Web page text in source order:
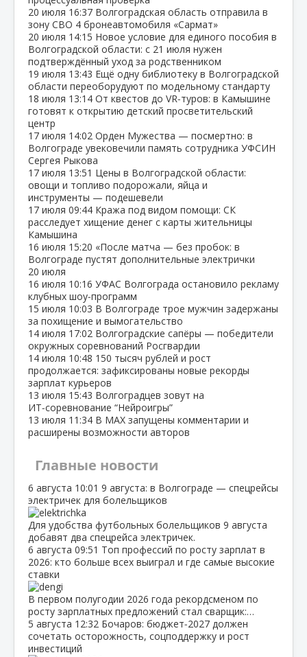
20 июля 16:37 Волгоградская область отправила в
зону СВО 4 бронеавтомобиля «Сармат»
20 июля 14:15 Новое условие для единого пособия в
Волгоградской области: с 21 июля нужен
подтверждённый уход за родственником
19 июля 13:43 Ещё одну библиотеку в Волгоградской
области переоборудуют по модельному стандарту
18 июля 13:14 От квестов до VR‑туров: в Камышине
готовят к открытию детский просветительский
центр
17 июля 14:02 Орден Мужества — посмертно: в
Волгограде увековечили память сотрудника УФСИН
Сергея Рыкова
17 июля 13:51 Цены в Волгоградской области:
овощи и топливо подорожали, яйца и
инструменты — подешевели
17 июля 09:44 Кража под видом помощи: СК
расследует хищение денег с карты жительницы
Камышина
16 июля 15:20 «После матча — без пробок: в
Волгограде пустят дополнительные электрички
20 июля
16 июля 10:16 УФАС Волгограда остановило рекламу
клубных шоу‑программ
15 июля 10:03 В Волгограде трое мужчин задержаны
за похищение и вымогательство
14 июля 17:02 Волгоградские сапёры — победители
окружных соревнований Росгвардии
14 июля 10:48 150 тысяч рублей и рост
продолжается: зафиксированы новые рекорды
зарплат курьеров
13 июля 15:43 Волгоградцев зовут на
ИТ‑соревнование “Нейроигры”
13 июля 11:34 В МАХ запущены комментарии и
расширены возможности авторов
Главные новости
6 августа 10:01 9 августа: в Волгограде — спецрейсы
электричек для болельщиков
Для удобства футбольных болельщиков 9 августа
добавят два спецрейса электричек.
6 августа 09:51 Топ профессий по росту зарплат в
2026: кто больше всех выиграл и где самые высокие
ставки
В первом полугодии 2026 года рекордсменом по
росту зарплатных предложений стал сварщик:…
5 августа 12:32 Бочаров: бюджет‑2027 должен
сочетать осторожность, соцподдержку и рост
инвестиций